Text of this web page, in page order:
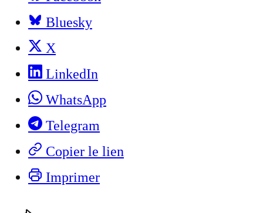
Bluesky
X
LinkedIn
WhatsApp
Telegram
Copier le lien
Imprimer